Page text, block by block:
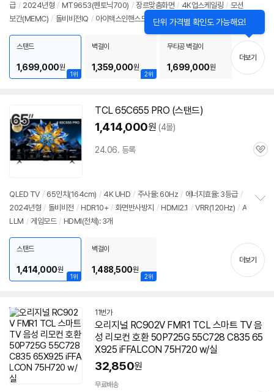
급 / 2024년형 / MT9653(펜토닉700) / 장르맞춤화면 / 4K업스케일링 / 모션
보간(MEMC) / 돌비비전IQ / 아이맥스인핸스드 HLG / HDR10+ / 화면반사방
HDMI2.1 / FreeSync / 안드로이드
/ HDMI(전체): 4개
정
펼
기
1위
스탠드
1,699,000원
2위
벽걸이
1,359,000원
무타공 벽걸이
1,699,000원
단위 가격별 확인도 가능해요!
기
더보기
TCL 65C655 PRO (스탠드)
1,414,000원 (4몰)
24.06. 등록
관
QLED TV / 65인치(164cm) / 4K UHD / 주사율: 60Hz / 에너지효율: 3등급 /
2024년형 / 돌비비전 / HDR10+ / 화면반사방지 / HDMI2.1 / VRR(120Hz) / A
LLM / 게임모드 / HDMI(전체): 3개
기
1위
스탠드
1,414,000원
2위
벽걸이
1,488,500원
더보기
11번가
오리지널 RC902V FMR1 TCL 스마트 TV 음
성 리모컨 호환 50P725G 55C728 C835 65
X925 iFFALCON 75H720 w/실
32,850원
무료배송